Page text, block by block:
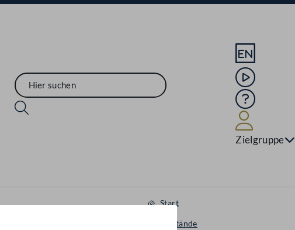
Sprache
Mediathek
Hilfe
Zielgruppe
Start
Gegenstände